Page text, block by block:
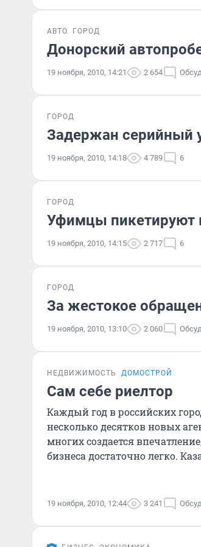
АВТО ГОРОД
Донорский
19 ноября, 2010, 14:21 2 654
ГОРОД
Задержан серийный
19 ноября, 2010, 14:18 4 789 6
ГОРОД
Уфимцы пикетируют
19 ноября, 2010, 14:15 2 717 6
ГОРОД
За жестокое
19 ноября, 2010, 13:10 2 060
НЕДВИЖИМОСТЬ ДОМОСТРОЙ
Сам себе риелтор
Каждый год в российских
несколько десятков новых
многих создается
бизнеса достаточно легко.
19 ноября, 2010, 12:44 3 241